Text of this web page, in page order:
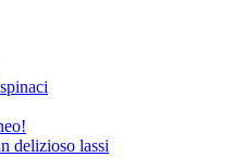
delizioso lassi